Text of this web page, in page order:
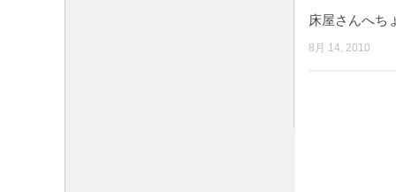
床屋さんへち
8月 14, 2010